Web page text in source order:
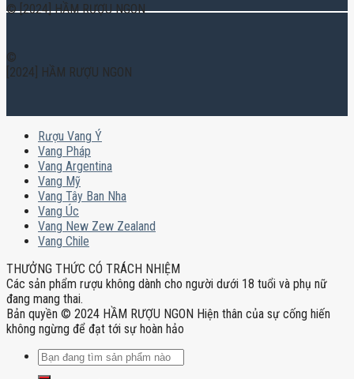
© [2024] HẦM RƯỢU NGON
©
[2024] HẦM RƯỢU NGON
Rượu Vang Ý
Vang Pháp
Vang Argentina
Vang Mỹ
Vang Tây Ban Nha
Vang Úc
Vang New Zew Zealand
Vang Chile
THƯỞNG THỨC CÓ TRÁCH NHIỆM
Các sản phẩm rượu không dành cho người dưới 18 tuổi và phụ nữ
đang mang thai.
Bản quyền © 2024 HẦM RƯỢU NGON Hiện thân của sự cống hiến
không ngừng để đạt tới sự hoàn hảo
Tìm
kiếm: